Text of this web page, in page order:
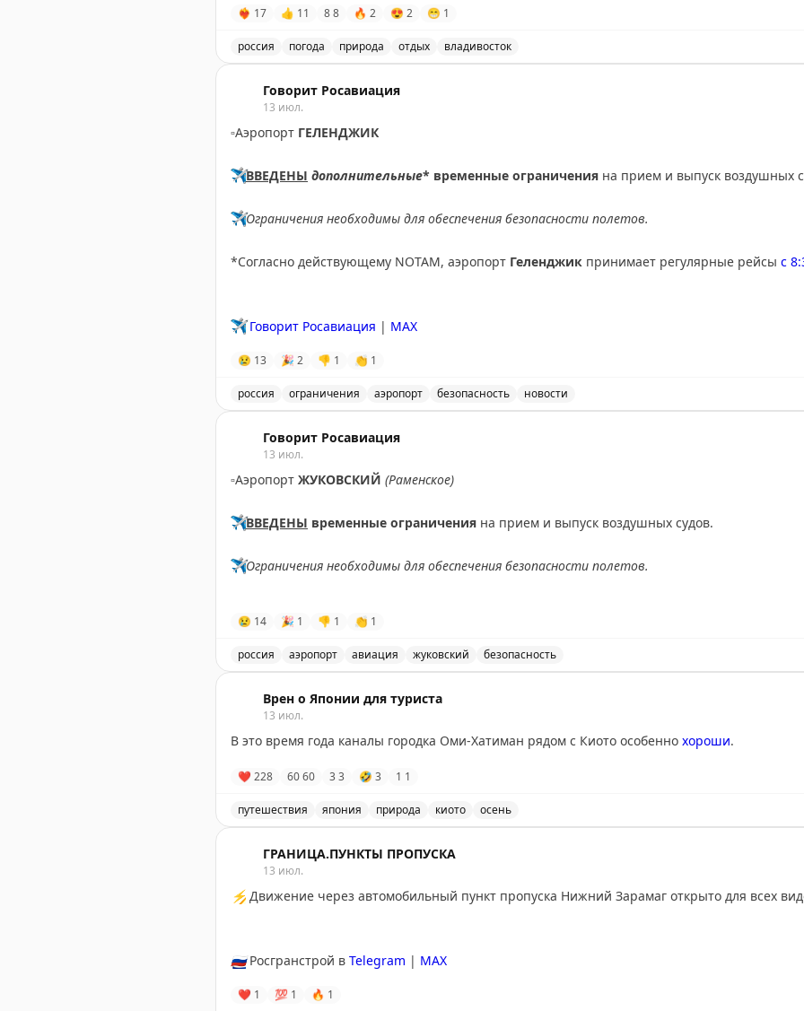
Но есть и хорошие новости
– у меня в телефоне по прогнозу погоды на следующей
солнышком. Есть надежда, что погода улучшится, потому что редко приложение моё
Ну а пока – всем уютного воскресенья. И пусть никакая серая погода не омрачит его.
💛Обняли,
❤‍🔥 17 👍 11 88 🔥 2 😍 2 😁 1
россия погода природа отдых владивосток
Говорит Росавиация
13 июл.
▫️Аэропорт ГЕЛЕНДЖИК
✈️ВВЕДЕНЫ дополнительные* временные ограничения на прием и выпуск воздушных
✈️Ограничения необходимы для обеспечения безопасности полетов.
*Согласно действующему NOTAM, аэропорт Геленджик принимает регулярные рейсы с
✈️ Говорит Росавиация | MAX
😢 13 🎉 2 👎 1 👏 1
россия ограничения аэропорт безопасность новости
Говорит Росавиация
13 июл.
▫️Аэропорт ЖУКОВСКИЙ (Раменское)
✈️ВВЕДЕНЫ временные ограничения на прием и выпуск воздушных судов.
✈️Ограничения необходимы для обеспечения безопасности полетов.
😢 14 🎉 1 👎 1 👏 1
россия аэропорт авиация жуковский безопасность
Врен о Японии для туриста
13 июл.
В это время года каналы городка Оми-Хатиман рядом с Киото особенно хороши.
❤ 228 6060 33 🤣 3 1 1
путешествия япония природа киото осень
ГРАНИЦА.ПУНКТЫ ПРОПУСКА
13 июл.
⚡ Движение через автомобильный пункт пропуска Нижний Зарамаг открыто для всех
🇷🇺Росгранстрой в Telegram | MAX
❤ 1 💯 1 🔥 1